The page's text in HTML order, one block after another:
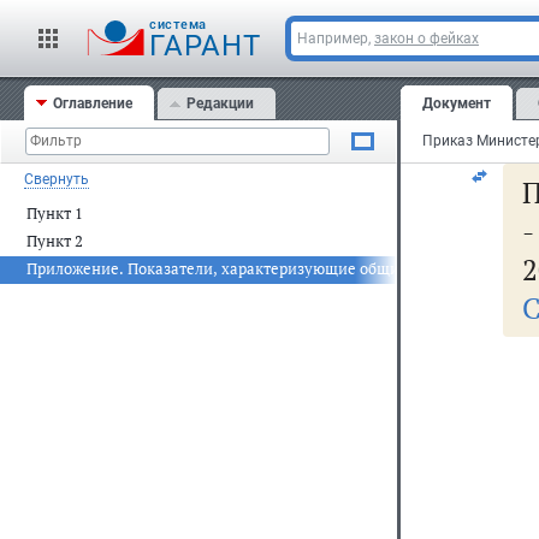
cистема
ГАРАНТ Например, закон о фейках
Оглавление Редакции
Свернуть
Пункт 1
Пункт 2
Приложение. Показатели, характеризующие общие критерии
Документ